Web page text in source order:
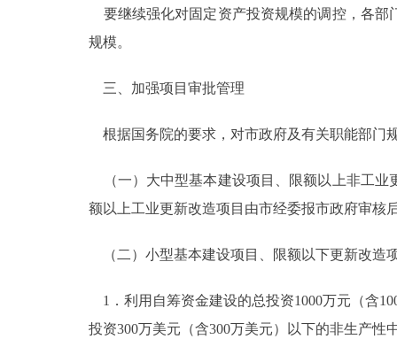
ITALIANO
要继续强化对固定资产投资规模的调控，各部
规模。
三、加强项目审批管理
根据国务院的要求，对市政府及有关职能部门
（一）大中型基本建设项目、限额以上非工业
额以上工业更新改造项目由市经委报市政府审核
（二）小型基本建设项目、限额以下更新改造
1．利用自筹资金建设的总投资1000万元（含
投资300万美元（含300万美元）以下的非生产